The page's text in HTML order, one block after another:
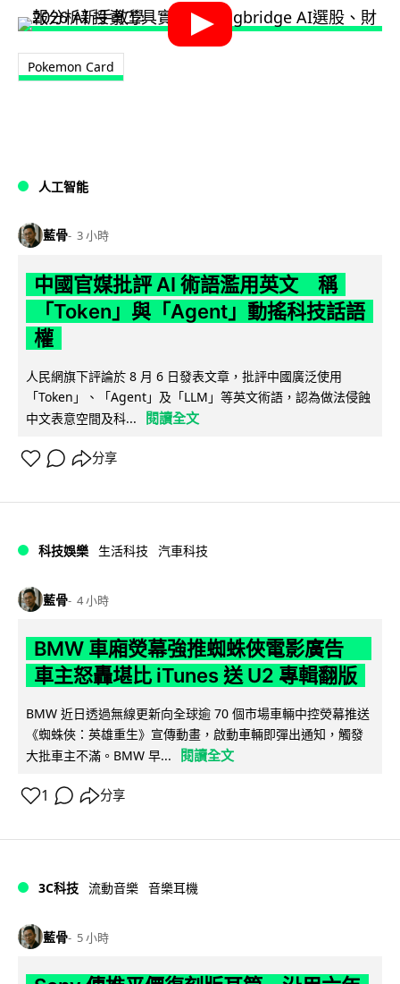
Pokemon Card
人工智能
藍骨 3 小時
中國官媒批評 AI 術語濫用英文 稱
「Token」與「Agent」動搖科技話語
權
人民網旗下評論於 8 月 6 日發表文章，批評中國廣泛使用
「Token」、「Agent」及「LLM」等英文術語，認為做法侵蝕
中文表意空間及科...
閱讀全文
分享
科技娛樂 生活科技 汽車科技
藍骨 4 小時
BMW 車廂熒幕強推蜘蛛俠電影廣告
車主怒轟堪比 iTunes 送 U2 專輯翻版
BMW 近日透過無線更新向全球逾 70 個市場車輛中控熒幕推送
《蜘蛛俠：英雄重生》宣傳動畫，啟動車輛即彈出通知，觸發
大批車主不滿。BMW 早...
閱讀全文
1 分享
3C科技 流動音樂 音樂耳機
藍骨 5 小時